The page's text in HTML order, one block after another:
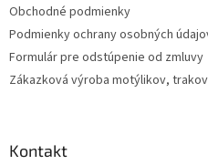
Obchodné podmienky
Podmienky ochrany osobných
Formulár pre odstúpenie od zmluvy
Zákazková výroba motýlikov,
Kontakt